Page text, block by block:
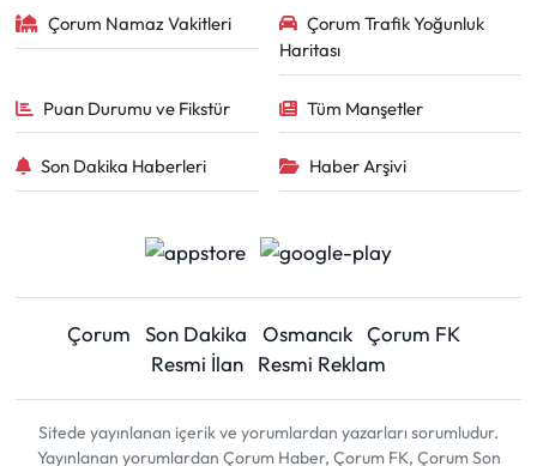
Çorum Namaz Vakitleri
Çorum Trafik Yoğunluk
Haritası
Puan Durumu ve Fikstür Tüm Manşetler
Son Dakika Haberleri Haber Arşivi
Çorum Son Dakika Osmancık Çorum FK
Resmi İlan
Resmi Reklam
Sitede yayınlanan içerik ve yorumlardan yazarları sorumludur.
Yayınlanan yorumlardan Çorum Haber, Çorum FK, Çorum Son